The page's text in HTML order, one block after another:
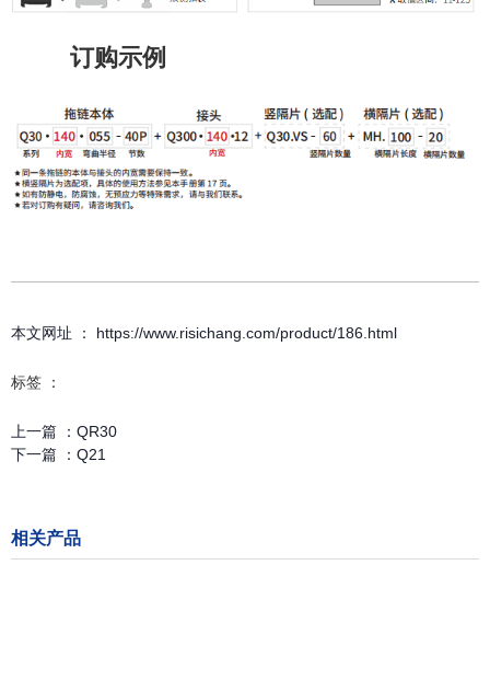
订购示例
本文网址 ： https://www.risichang.com/product/186.html
标签 ：
上一篇 ： QR30
下一篇 ： Q21
相关产品